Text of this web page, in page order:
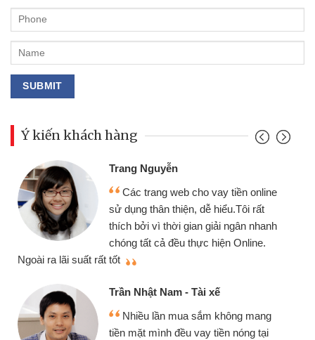
Ý kiến khách hàng
Trang Nguyễn
Các trang web cho vay tiền online
sử dụng thân thiện, dễ hiểu.Tôi rất
thích bởi vì thời gian giải ngân nhanh
chóng tất cả đều thực hiện Online.
Ngoài ra lãi suất rất tốt
Trần Nhật Nam - Tài xế
Nhiều lần mua sắm không mang
tiền mặt mình đều vay tiền nóng tại